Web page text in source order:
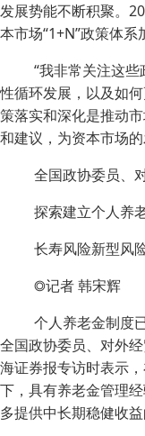
发展势能不断积聚。
本市场“1+N”政策体系
“我非常关注这
性循环发展，以及如
策落实和深化是推动
和建议，为资本市场
全国政协委员、
探索建立个人养
长寿风险新型风
◎记者 韩宋辉
个人养老金制度
全国政协委员、对外
海证券报专访时表示
下，具有养老金管理
多提供中长期稳健收益